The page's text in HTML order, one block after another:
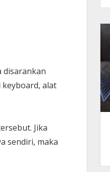
disarankan
alat
Jika
sendiri, maka